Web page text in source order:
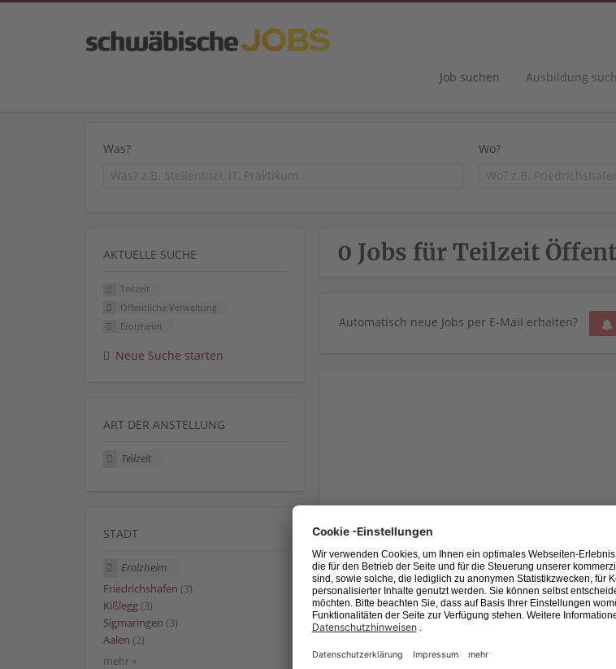
Job suchen Ausbildung
Was? Wo?
0 Jobs für Teilzeit
Automatisch neue Jobs per E-Mail erhalten?
AKTUELLE SUCHE
Teilzeit
Öffentliche Verwaltung
Erolzheim
Neue Suche starten
ART DER ANSTELLUNG
Teilzeit
STADT
Erolzheim
Friedrichshafen (3)
Kißlegg (3)
Sigmaringen (3)
Aalen (2)
mehr »